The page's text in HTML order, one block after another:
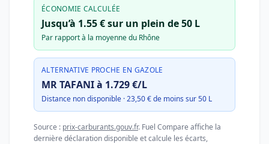
ÉCONOMIE CALCULÉE
Jusqu’à 1.55 € sur un plein de 50 L
Par rapport à la moyenne du Rhône
ALTERNATIVE PROCHE EN GAZOLE
MR TAFANI à 1.729 €/L
Distance non disponible · 23,50 € de moins sur 50 L
Source : prix-carburants.gouv.fr. Fuel Compare affiche la
dernière déclaration disponible et calcule les écarts,